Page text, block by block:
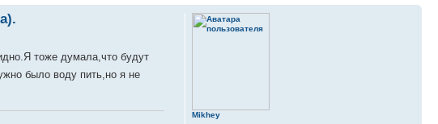
тоже думала,что будут
было воду пить,но я не
Mikhey